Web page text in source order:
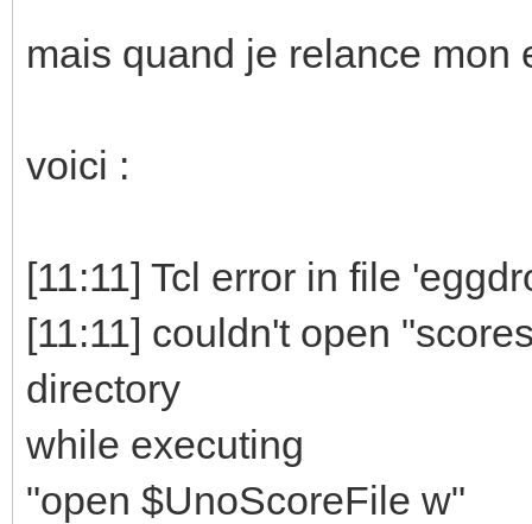
mais quand je relance mon
voici :
[11:11] Tcl error in file
[11:11] couldn't open
directory
while executing
"open $UnoScoreFile w"